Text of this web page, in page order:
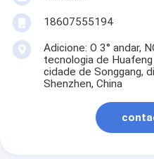
18607555194
Adicione: O 3° andar,
tecnologia de
cidade de Songgang,
Shenzhen, China